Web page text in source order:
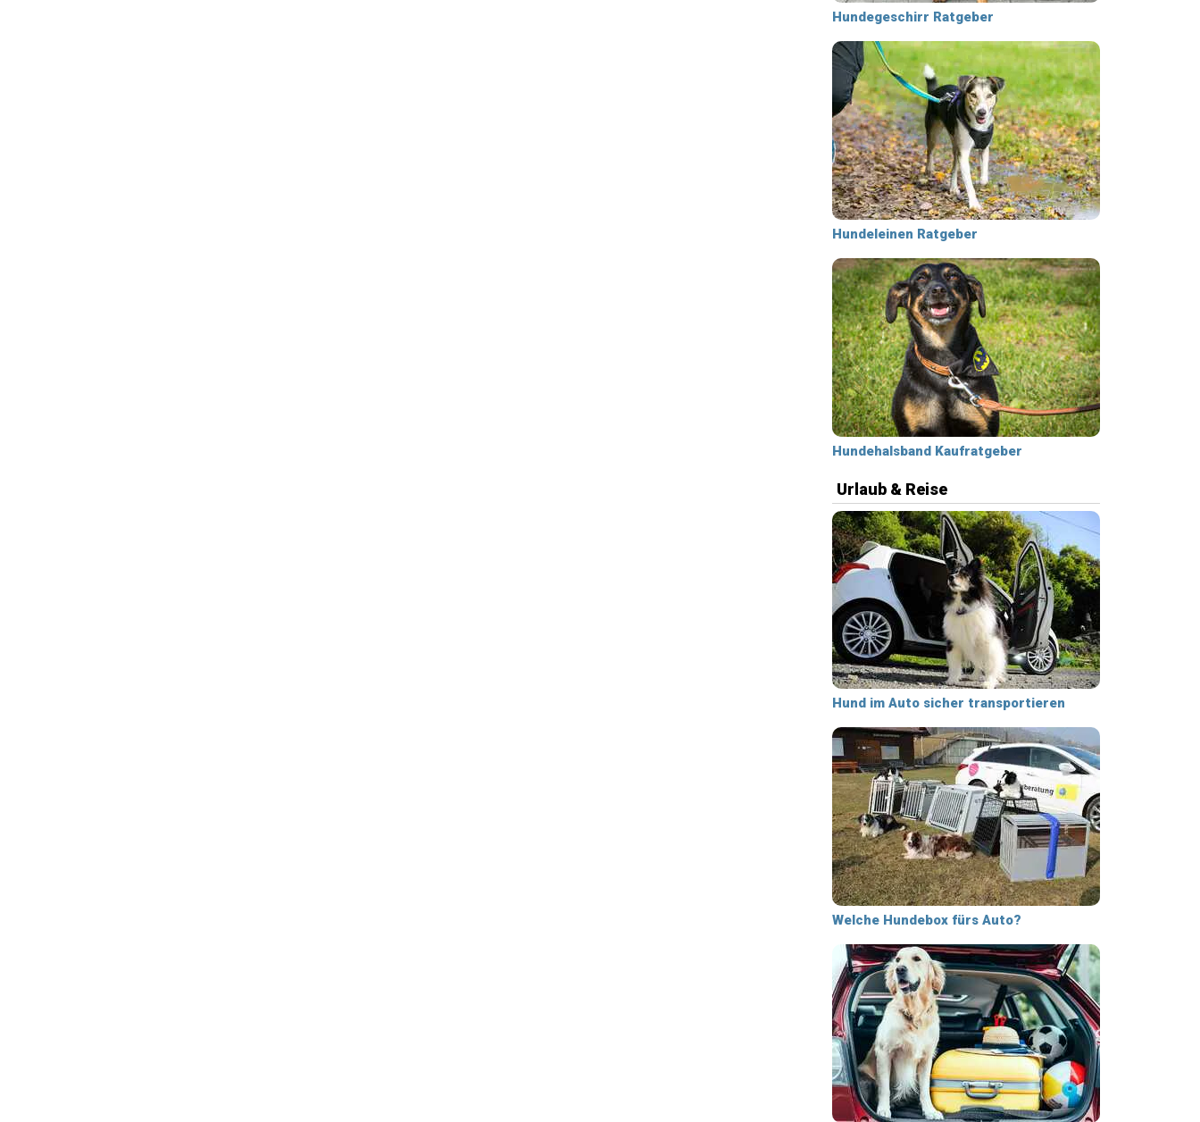
Hundegeschirr Ratgeber
Hundeleinen Ratgeber
Hundehalsband Kaufratgeber
Urlaub & Reise
Hund im Auto sicher transportieren
Welche Hundebox fürs Auto?